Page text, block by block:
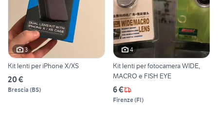
3
Kit lenti per iPhone X/XS
20 €
Brescia (BS)
4
Kit lenti per fotocamera WIDE,
MACRO e FISH EYE
6 €
Firenze(FI)